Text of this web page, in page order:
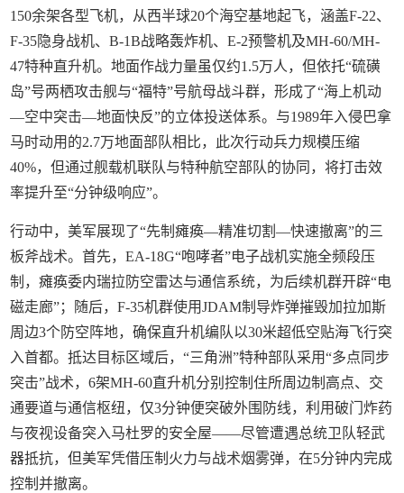
150余架各型飞机，从西半球20个海空基地起飞，涵盖F-22、
F-35隐身战机、B-1B战略轰炸机、E-2预警机及MH-60/MH-
47特种直升机。地面作战力量虽仅约1.5万人，但依托“硫磺
岛”号两栖攻击舰与“福特”号航母战斗群，形成了“海上机动
—空中突击—地面快反”的立体投送体系。与1989年入侵巴拿
马时动用的2.7万地面部队相比，此次行动兵力规模压缩
40%，但通过舰载机联队与特种航空部队的协同，将打击效
率提升至“分钟级响应”。
行动中，美军展现了“先制瘫痪—精准切割—快速撤离”的三
板斧战术。首先，EA-18G“咆哮者”电子战机实施全频段压
制，瘫痪委内瑞拉防空雷达与通信系统，为后续机群开辟“电
磁走廊”；随后，F-35机群使用JDAM制导炸弹摧毁加拉加斯
周边3个防空阵地，确保直升机编队以30米超低空贴海飞行突
入首都。抵达目标区域后，“三角洲”特种部队采用“多点同步
突击”战术，6架MH-60直升机分别控制住所周边制高点、交
通要道与通信枢纽，仅3分钟便突破外围防线，利用破门炸药
与夜视设备突入马杜罗的安全屋——尽管遭遇总统卫队轻武
器抵抗，但美军凭借压制火力与战术烟雾弹，在5分钟内完成
控制并撤离。